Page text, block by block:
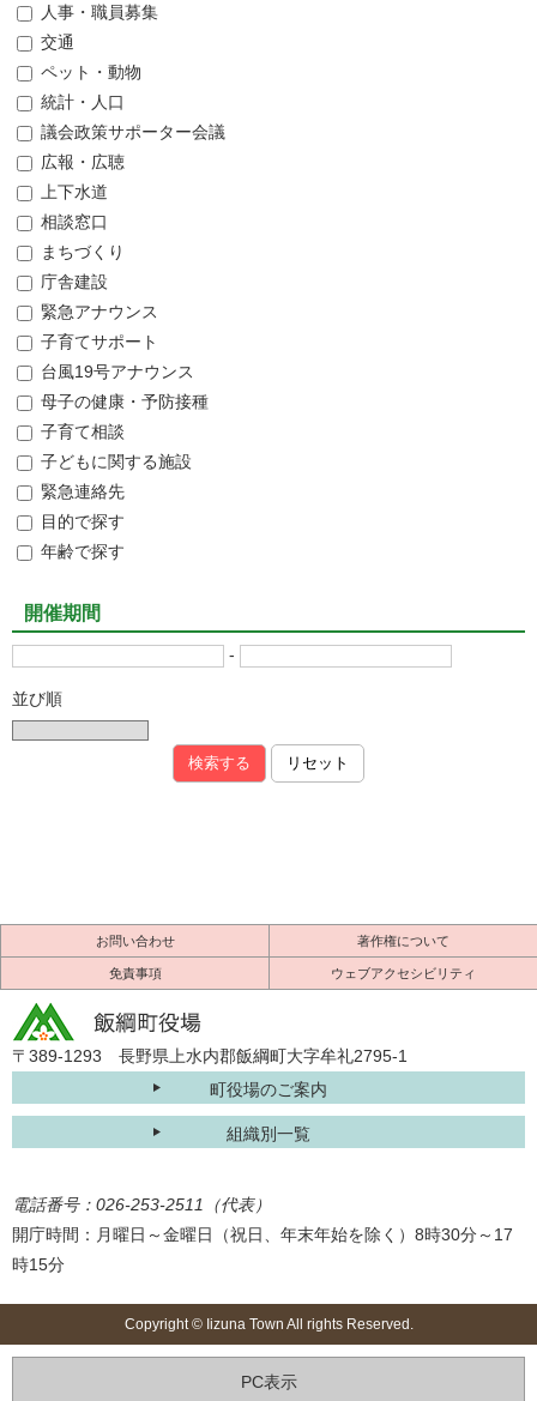
人事・職員募集
交通
ペット・動物
統計・人口
議会政策サポーター会議
広報・広聴
上下水道
相談窓口
まちづくり
庁舎建設
緊急アナウンス
子育てサポート
台風19号アナウンス
母子の健康・予防接種
子育て相談
子どもに関する施設
緊急連絡先
目的で探す
年齢で探す
開催期間
-
並び順
お問い合わせ 著作権について
免責事項 ウェブアクセシビリティ
〒389-1293 長野県上水内郡飯綱町大字牟礼2795-1
町役場のご案内
組織別一覧
電話番号：026-253-2511（代表）
開庁時間：月曜日～金曜日（祝日、年末年始を除く）8時30分～17
時15分
Copyright © Iizuna Town All rights Reserved.
PC表示